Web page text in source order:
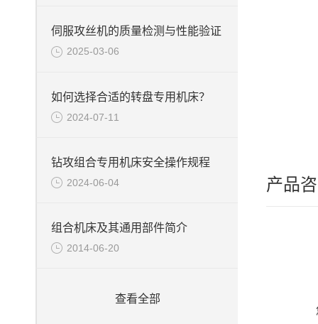
伺服攻丝机的质量检测与性能验证
2025-03-06
如何选择合适的转盘专用机床？
2024-07-11
钻攻组合专用机床安全操作规程
2024-06-04
组合机床及其通用部件简介
2014-06-20
查看全部
产品